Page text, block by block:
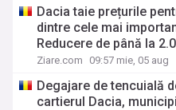
Dacia taie prețurile
dintre cele mai
Reducere de până la
Ziare.com 09:57 mie, 05 aug
Degajare de tencuială
cartierul Dacia,